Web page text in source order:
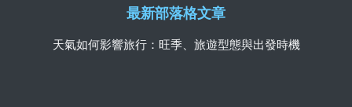
最新部落格文章
天氣如何影響旅行：旺季、旅遊型態與出發時機